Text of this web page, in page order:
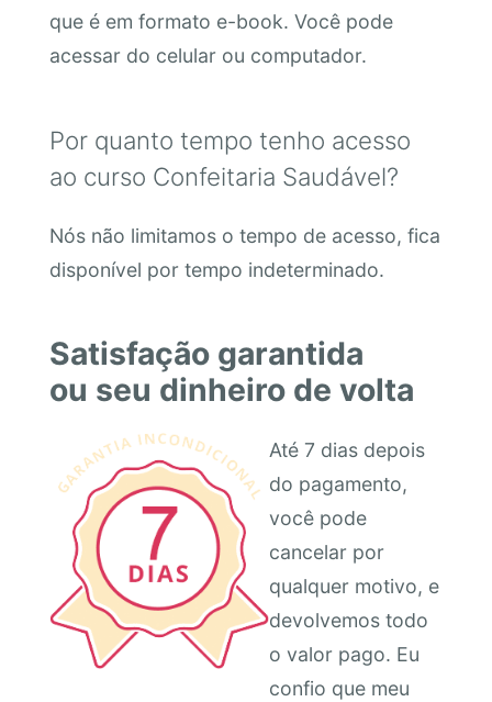
que é em formato e-book. Você pode
acessar do celular ou computador.
Por quanto tempo tenho acesso
ao curso Confeitaria Saudável?
Nós não limitamos o tempo de acesso, fica
disponível por tempo indeterminado.
Satisfação garantida
ou seu dinheiro de volta
Até 7 dias depois
do pagamento,
você pode
cancelar por
qualquer motivo, e
devolvemos todo
o valor pago. Eu
confio que meu